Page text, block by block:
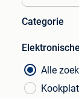
Categorie
Alle